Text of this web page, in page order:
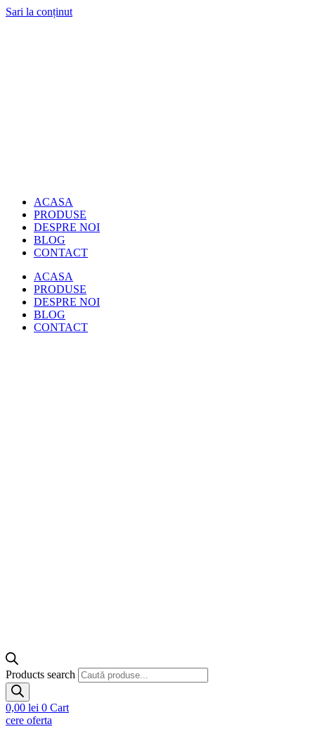
Sari la conținut
ACASA
PRODUSE
DESPRE NOI
BLOG
CONTACT
ACASA
PRODUSE
DESPRE NOI
BLOG
CONTACT
Products search
0,00 lei 0 Cart
cere oferta